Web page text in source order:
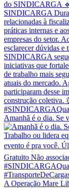
Amanhã é o dia. Se
A Operação Mare